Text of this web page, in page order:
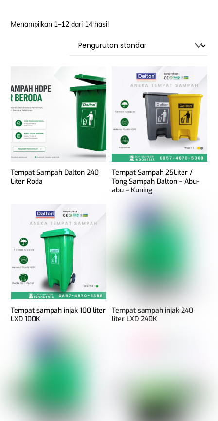
Menampilkan 1–12 dari 14 hasil
Tempat Sampah Dalton 240
Liter Roda
Tempat Sampah 25Liter /
Tong Sampah Dalton – Abu-
abu – Kuning
Tempat sampah injak 100 liter
LXD 100K
Tempat sampah injak 240
liter LXD 240K